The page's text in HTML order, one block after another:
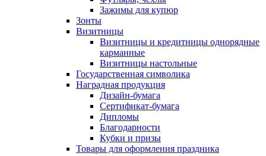
Зажимы для купюр
Зонты
Визитницы
Визитницы и кредитницы однорядные
карманные
Визитницы настольные
Государственная символика
Наградная продукция
Дизайн-бумага
Сертификат-бумага
Дипломы
Благодарности
Кубки и призы
Товары для оформления праздника